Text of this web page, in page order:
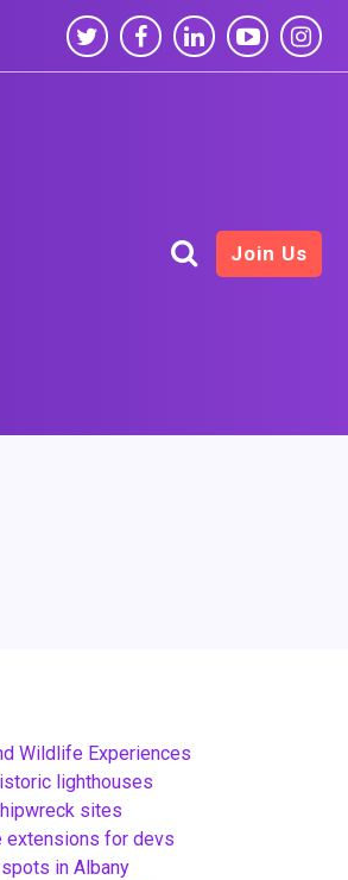
Join Us
Wildlife Experiences
lighthouses
sites
extensions for devs
in Albany